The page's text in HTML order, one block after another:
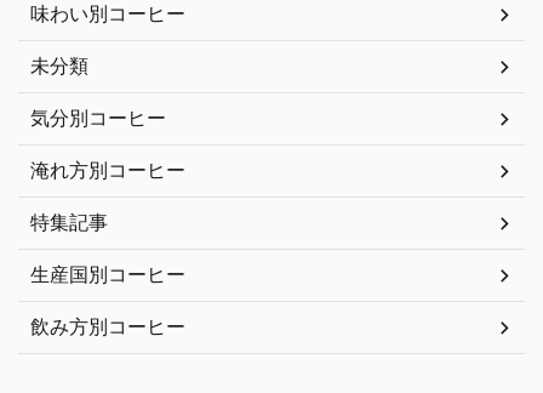
味わい別コーヒー
未分類
気分別コーヒー
淹れ方別コーヒー
特集記事
生産国別コーヒー
飲み方別コーヒー